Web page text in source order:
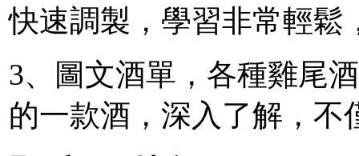
快速調製，學習非常輕鬆
3、圖文酒單，各種雞尾
的一款酒，深入了解，不